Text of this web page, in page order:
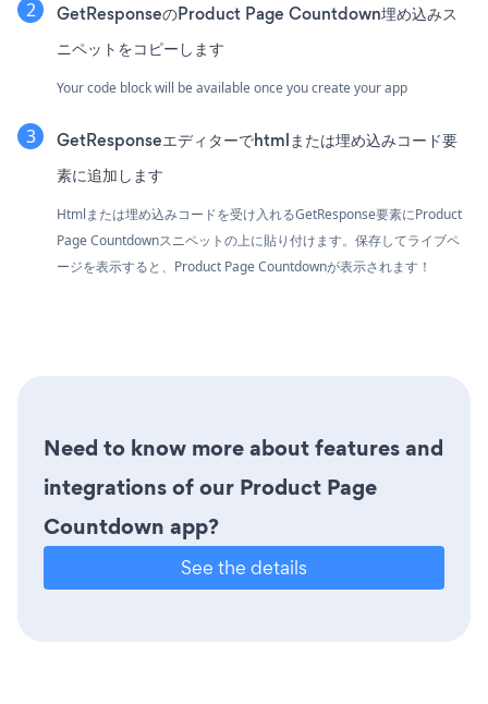
GetResponseのProduct Page Countdown埋め込みス
ニペットをコピーします
Your code block will be available once you create your app
GetResponseエディターでhtmlまたは埋め込みコード要
素に追加します
Htmlまたは埋め込みコードを受け入れるGetResponse要素にProduct
Page Countdownスニペットの上に貼り付けます。保存してライブペ
ージを表示すると、Product Page Countdownが表示されます！
Need to know more about features and
integrations of our Product Page
Countdown app?
See the details